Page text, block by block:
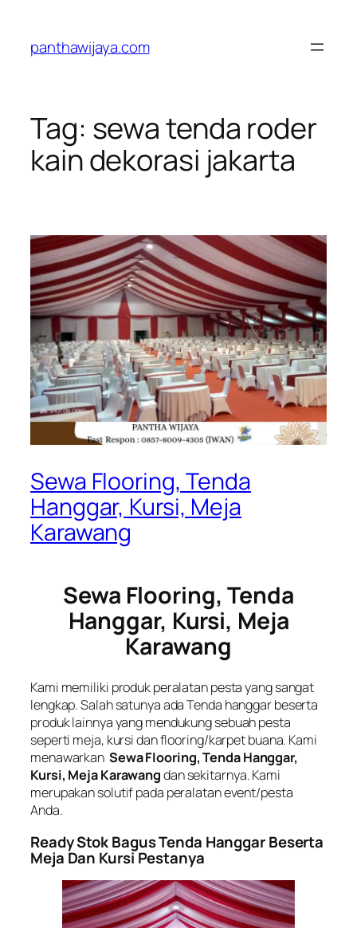
konten
panthawijaya.com
Tag: sewa tenda roder
kain dekorasi jakarta
Sewa Flooring, Tenda
Hanggar, Kursi, Meja
Karawang
Sewa Flooring, Tenda
Hanggar, Kursi, Meja
Karawang
Kami memiliki produk peralatan pesta yang sangat
lengkap. Salah satunya ada Tenda hanggar beserta
produk lainnya yang mendukung sebuah pesta
seperti meja, kursi dan flooring/karpet buana. Kami
menawarkan Sewa Flooring, Tenda Hanggar,
Kursi, Meja Karawangdan sekitarnya. Kami
merupakan solutif pada peralatan event/pesta
Anda.
Ready Stok Bagus Tenda Hanggar Beserta
Meja Dan Kursi Pestanya